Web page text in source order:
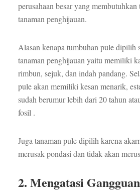
perusahaan besar yang membutuhkan
tanaman penghijauan.
Alasan kenapa tumbuhan pule dipilih
tanaman penghijauan yaitu memiliki
rimbun, sejuk, dan indah pandang.
pule akan memiliki kesan menarik,
sudah berumur lebih dari 20 tahun
fosil .
Juga tanaman pule dipilih karena
merusak pondasi dan tidak akan
2. Mengatasi